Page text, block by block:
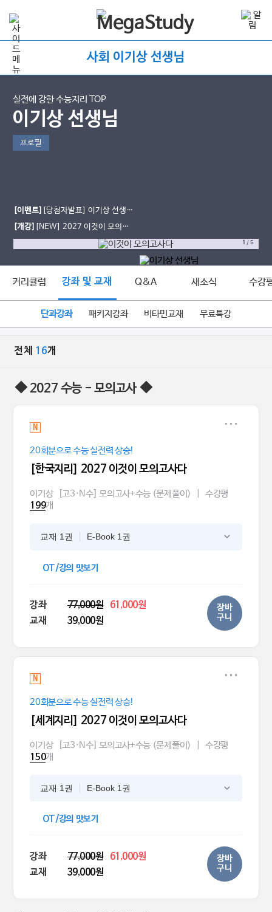
사회 이기상 선생님
실전에 강한 수능지리 TOP
이기상 선생님
프로필
[이벤트] [당첨자발표] 이기상 선생님
수강평 EVENT
[개강] [NEW] 2027 이것이 모의고
사다
1 /5
커리큘럼 강좌 및 교재 Q&A 새소식 수강
단과강좌 패키지강좌 비타민교재 무료특강
전체 16개
◆ 2027 수능 - 모의고사 ◆
N
20회분으로 수능 실전력 상승!
[한국지리] 2027 이것이 모의고사다
이기상 [고3·N수] 모의고사+수능 (문제풀이) 수강평
199개
교재 1권 E-Book 1권
OT/강의 맛보기
강좌 77,000원
61,000원
교재
39,000원
장바
구니
N
20회분으로 수능 실전력 상승!
[세계지리] 2027 이것이 모의고사다
이기상 [고3·N수] 모의고사+수능 (문제풀이) 수강평
150개
교재 1권 E-Book 1권
OT/강의 맛보기
강좌 77,000원
61,000원
교재
39,000원
장바
구니